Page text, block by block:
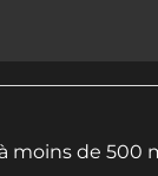
moins de 500